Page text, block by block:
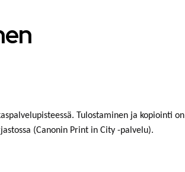
Tulostaminen ja kopiointi on
(Canonin Print in City -palvelu).